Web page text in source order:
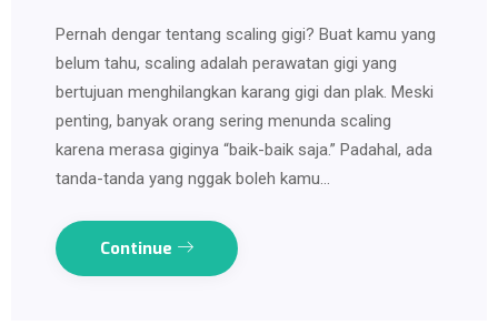
Pernah dengar tentang scaling gigi? Buat kamu yang
belum tahu, scaling adalah perawatan gigi yang
bertujuan menghilangkan karang gigi dan plak. Meski
penting, banyak orang sering menunda scaling
karena merasa giginya “baik-baik saja.” Padahal, ada
tanda-tanda yang nggak boleh kamu…
Continue